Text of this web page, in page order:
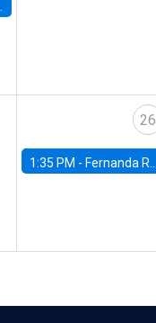
26
1:35 PM - Fernanda Rojas Ampuero, University of Wisconsin-Madison